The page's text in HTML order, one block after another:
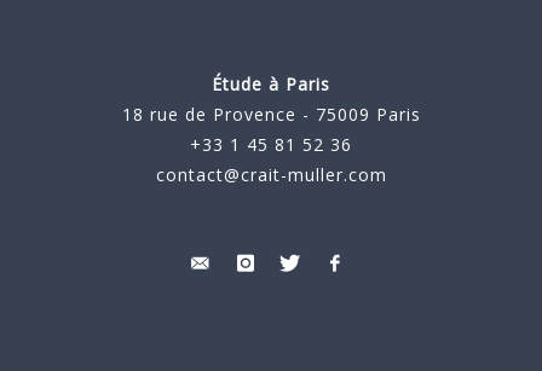
Étude à Paris
18 rue de Provence - 75009 Paris
+33 1 45 81 52 36
contact@crait-muller.com